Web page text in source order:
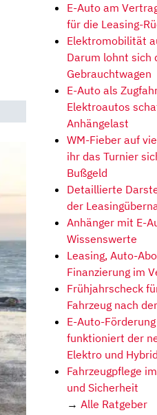
E-Auto am
für die Leasing-
Elektromobilität
Darum lohnt sich
Gebrauchtwagen
E-Auto als
Elektroautos
Anhängelast
WM-Fieber auf
ihr das Turnier
Bußgeld
Detaillierte
der
Anhänger mit E-
Wissenswerte
Leasing, Auto-
Finanzierung im
Frühjahrscheck
Fahrzeug nach
E-Auto-
funktioniert der
Elektro und Hybrid
Fahrzeugpflege
und Sicherheit
→ Alle Ratgeber